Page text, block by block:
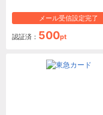
メール受信設定完了
認証済： 500pt